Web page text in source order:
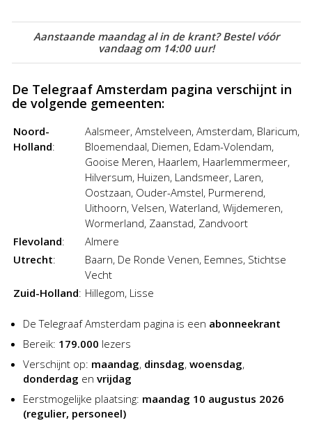
Amsterdam pagina dan kunt u profiteren van de
aantrekkelijke kortingen van de Advertentiegroothandel. Het
plaatsen van een advertentie in De Telegraaf was nog nooit
Aanstaande maandag al in de krant? Bestel vóór
vandaag om 14:00 uur!
De Telegraaf Amsterdam pagina verschijnt in
de volgende gemeenten:
Noord-
Holland:
Aalsmeer, Amstelveen, Amsterdam, Blaricum,
Bloemendaal, Diemen, Edam-Volendam,
Gooise Meren, Haarlem, Haarlemmermeer,
Hilversum, Huizen, Landsmeer, Laren,
Oostzaan, Ouder-Amstel, Purmerend,
Uithoorn, Velsen, Waterland, Wijdemeren,
Wormerland, Zaanstad, Zandvoort
Flevoland:
Almere
Utrecht:
Baarn, De Ronde Venen, Eemnes, Stichtse
Vecht
Zuid-Holland: Hillegom, Lisse
De Telegraaf Amsterdam pagina is een abonneekrant
Bereik: 179.000 lezers
Verschijnt op: maandag, dinsdag, woensdag,
donderdag en vrijdag
Eerstmogelijke plaatsing: maandag 10 augustus 2026
(regulier, personeel)